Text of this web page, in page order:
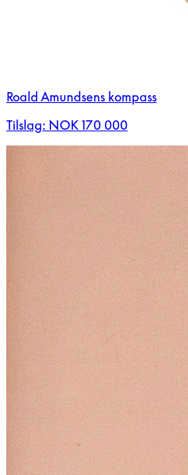
Roald Amundsens kompass
Tilslag: NOK 170 000